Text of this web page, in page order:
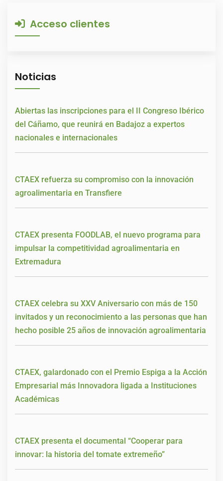
Acceso clientes
Noticias
Abiertas las inscripciones para el II Congreso Ibérico
del Cáñamo, que reunirá en Badajoz a expertos
nacionales e internacionales
CTAEX refuerza su compromiso con la innovación
agroalimentaria en Transfiere
CTAEX presenta FOODLAB, el nuevo programa para
impulsar la competitividad agroalimentaria en
Extremadura
CTAEX celebra su XXV Aniversario con más de 150
invitados y un reconocimiento a las personas que han
hecho posible 25 años de innovación agroalimentaria
CTAEX, galardonado con el Premio Espiga a la Acción
Empresarial más Innovadora ligada a Instituciones
Académicas
CTAEX presenta el documental “Cooperar para
innovar: la historia del tomate extremeño”